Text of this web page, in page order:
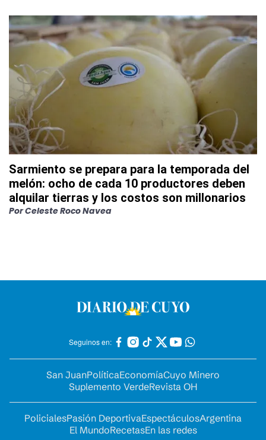
Sarmiento se prepara para la temporada del
melón: ocho de cada 10 productores deben
alquilar tierras y los costos son millonarios
PorCeleste Roco Navea
Seguinos en:
San JuanPolíticaEconomíaCuyo Minero
Suplemento VerdeRevista OH
PolicialesPasión DeportivaEspectáculosArgentina
El MundoRecetasEn las redes